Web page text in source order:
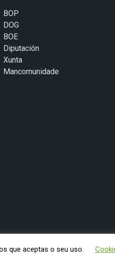
BOP
DOG
BOE
Diputación
Xunta
Mancomunidade
que aceptas o seu uso.